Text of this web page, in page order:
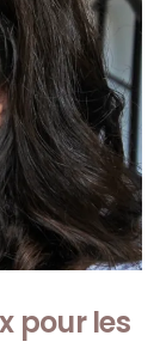
pour les